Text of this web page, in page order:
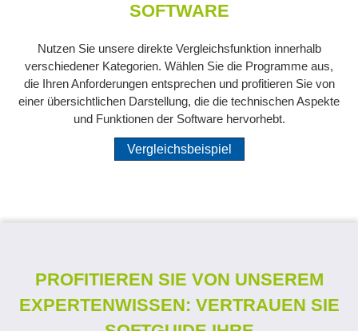
SOFTWARE
Nutzen Sie unsere direkte Vergleichsfunktion innerhalb
verschiedener Kategorien. Wählen Sie die Programme aus,
die Ihren Anforderungen entsprechen und profitieren Sie von
einer übersichtlichen Darstellung, die die technischen Aspekte
und Funktionen der Software hervorhebt.
Vergleichsbeispiel
PROFITIEREN SIE VON UNSEREM
EXPERTENWISSEN: VERTRAUEN SIE